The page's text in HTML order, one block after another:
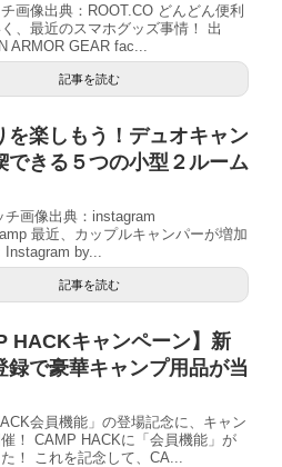
画像出典：ROOT.CO どんどん便利
、最近のスマホグッズ事情！ 出
ARMOR GEAR fac...
記事を読む
を楽しもう！デュオキャン
できる５つの小型２ルーム
チ画像出典：instagram
最近、カップルキャンパーが増加
by...
記事を読む
HACKキャンペーン】新
録で豪華キャンプ用品が当
会員機能」の登場記念に、キャン
！ CAMP HACKに「会員機能」が
！ これを記念して、CA...